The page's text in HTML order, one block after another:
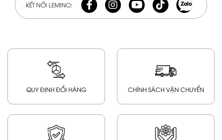
KẾT NỐI LEMINO:
QUY ĐỊNH ĐỔI HÀNG CHÍNH SÁCH VẬN CHUYỂN